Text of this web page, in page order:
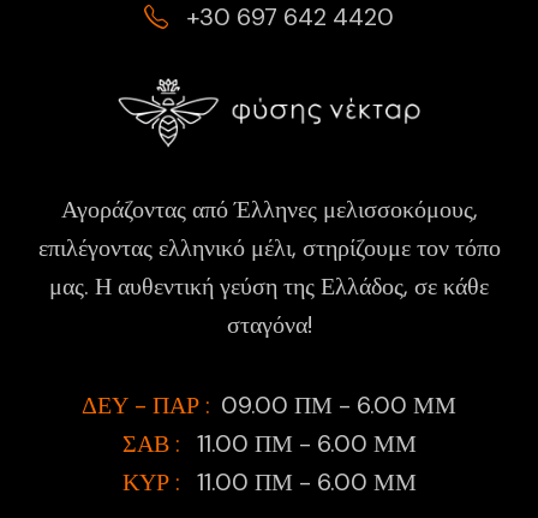
+30 697 642 4420
Αγοράζοντας από Έλληνες μελισσοκόμους,
επιλέγοντας ελληνικό μέλι, στηρίζουμε τον τόπο
μας. Η αυθεντική γεύση της Ελλάδος, σε κάθε
σταγόνα!
ΔΕΥ - ΠΑΡ : 09.00 ΠΜ - 6.00 ΜΜ
ΣΑΒ : 11.00 ΠΜ - 6.00 ΜΜ
ΚΥΡ : 11.00 ΠΜ - 6.00 ΜΜ